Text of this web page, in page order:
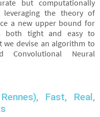
but computationally
the theory of
a new upper bound for
both tight and easy to
we devise an algorithm to
Convolutional Neural
Fast, Real,